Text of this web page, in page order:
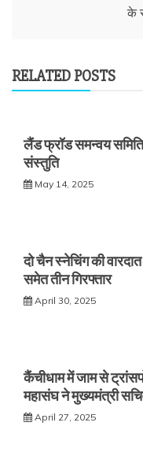
के
RELATED POSTS
लैंड फ्रॉड समन्वय
संस्तुति
May 14, 2025
दो चैन स्नेचिंग की
समेत तीन गिरफ्तार
April 30, 2025
कैंचीधाम में जाम से
महासंघ ने मुख्यमंत्री
April 27, 2025